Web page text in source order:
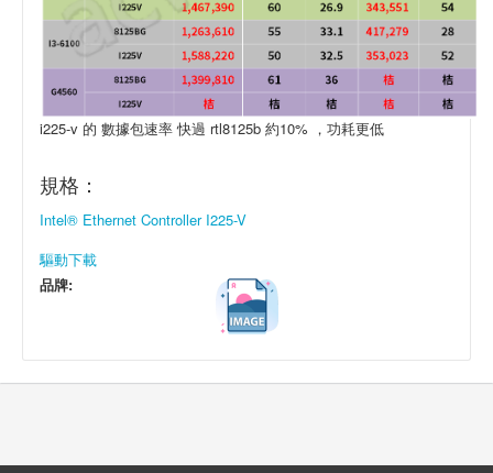
i225-v 的 數據包速率 快過 rtl8125b 約10% ，功耗更低
規格：
Intel® Ethernet Controller I225-V
驅動下載
品牌: